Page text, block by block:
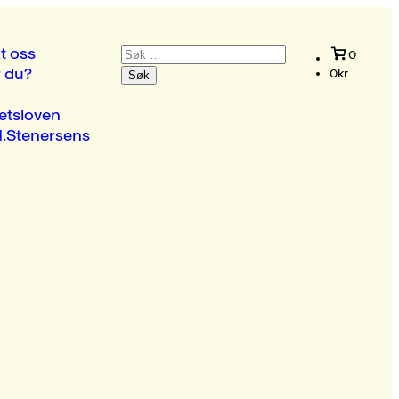
oss
du?
Søk
etter:
0
0kr